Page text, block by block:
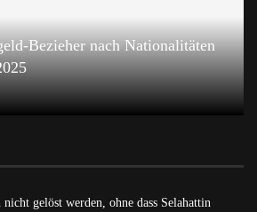
Bezieher nach Nationalitäten
gelöst werden, ohne dass Selahattin